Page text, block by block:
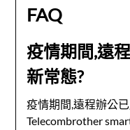
FAQ
疫情期間,遠
新常態?
疫情期間,遠程辦公
Telecombrother